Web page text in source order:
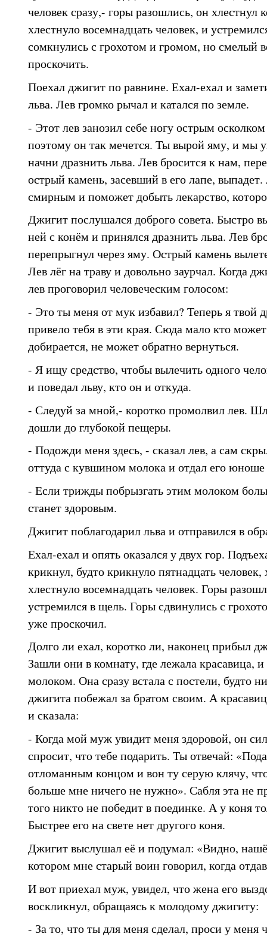
человек сразу,- горы разошлись, он хлестнул
хлестнуло восемнадцать человек, и
сомкнулись с грохотом и громом, но смелый
проскочить.
Поехал джигит по равнине. Ехал-ехал и
льва. Лев громко рычал и катался по земле.
- Этот лев занозил себе ногу острым
поэтому он так мечется. Ты вырой яму, и мы
начни дразнить льва. Лев бросится к нам,
острый камень, засевший в его лапе, выпадет.
смирным и поможет добыть лекарство,
Джигит послушался доброго совета. Быстро
ней с конём и принялся дразнить льва. Лев
перепрыгнул через яму. Острый камень
Лев лёг на траву и довольно заурчал. Когда
лев проговорил человеческим голосом:
- Это ты меня от мук избавил? Теперь я твой
привело тебя в эти края. Сюда мало кто может
добирается, не может обратно вернуться.
- Я ищу средство, чтобы вылечить одного
и поведал льву, кто он и откуда.
- Следуй за мной,- коротко промолвил лев.
дошли до глубокой пещеры.
- Подожди меня здесь, - сказал лев, а сам
оттуда с кувшином молока и отдал его
- Если трижды побрызгать этим молоком
станет здоровым.
Джигит поблагодарил льва и отправился в
Ехал-ехал и опять оказался у двух гор.
крикнул, будто крикнуло пятнадцать человек,
хлестнуло восемнадцать человек. Горы
устремился в щель. Горы сдвинулись с
уже проскочил.
Долго ли ехал, коротко ли, наконец прибыл
Зашли они в комнату, где лежала красавица,
молоком. Она сразу встала с постели, будто
джигита побежал за братом своим. А
и сказала:
- Когда мой муж увидит меня здоровой, он
спросит, что тебе подарить. Ты отвечай:
отломанным концом и вон ту серую клячу,
больше мне ничего не нужно». Сабля эта не
того никто не победит в поединке. А у коня
Быстрее его на свете нет другого коня.
Джигит выслушал её и подумал: «Видно,
котором мне старый воин говорил, когда
И вот приехал муж, увидел, что жена его
воскликнул, обращаясь к молодому джигиту:
- За то, что ты для меня сделал, проси у меня